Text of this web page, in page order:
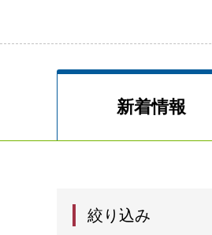
新着情報
絞り込み